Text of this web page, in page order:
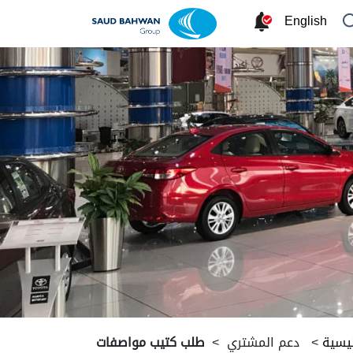
English
> دعم المشتري > طلب كتيب مواصفات